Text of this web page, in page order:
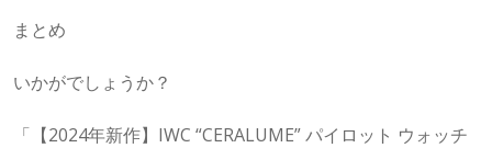
まとめ
いかがでしょうか？
「【2024年新作】IWC “CERALUME” パイロット ウォッチ